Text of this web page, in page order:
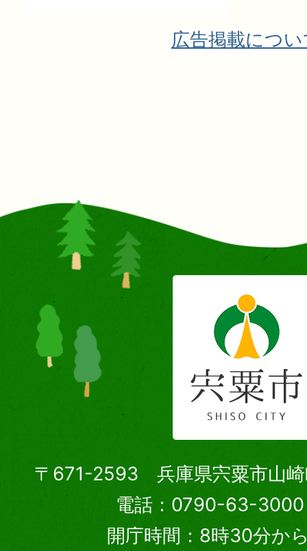
広告掲載につ
〒671-2593 兵庫県宍粟市山崎
電話：0790-63-3000
開庁時間：8時30分か